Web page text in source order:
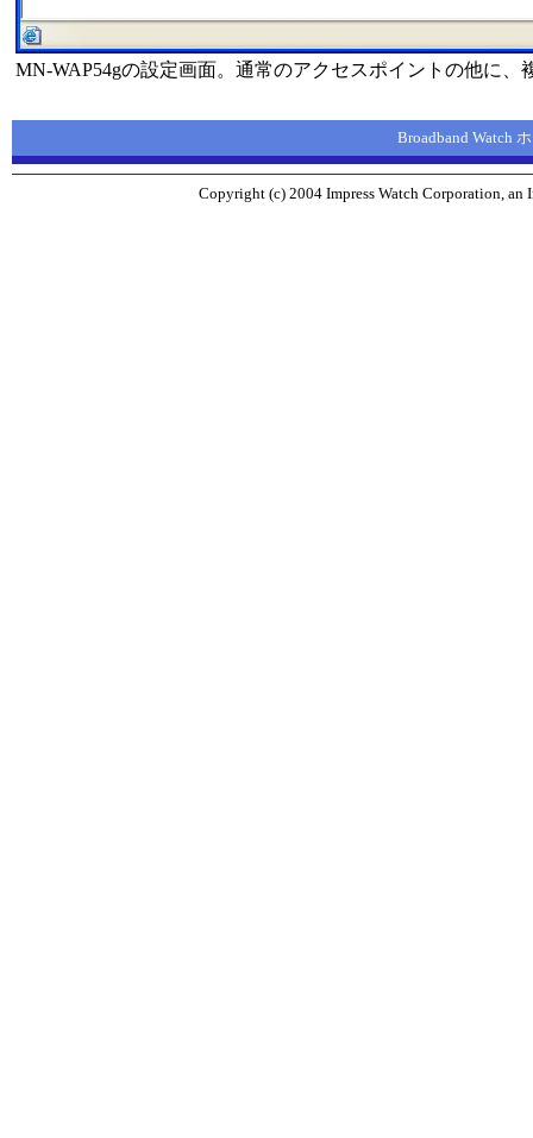
MN-WAP54gの設定画面。通常のアクセスポイントの他に
Broadband Watch
Copyright (c) 2004 Impress Watch Corporation, an